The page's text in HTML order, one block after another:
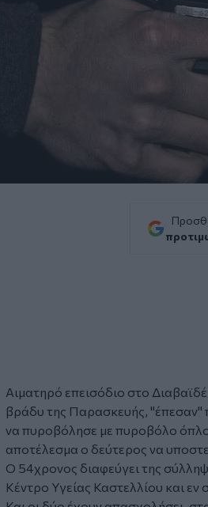
Αιματηρό επεισόδιο στο
βράδυ της Παρασκευής, "έπεσαν"
να πυροβόλησε με πυροβόλο
αποτέλεσμα ο δεύτερος να
Ο 54χρονος διαφεύγει της
Κέντρο Υγείας Καστελλίου και